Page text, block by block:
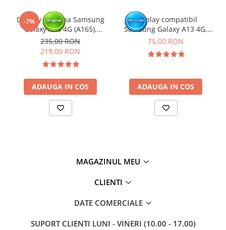
-7%
Display cu rama Samsung
Galaxy A16 4G (A165),
Negru (Original Service
Pack)
235,00 RON
219,00 RON
ADAUGA IN COS
Display compatibil
Samsung Galaxy A13 4G,
A23 4G, M23 5G, M33 5G
M336 )
75,00 RON
ADAUGA IN COS
MAGAZINUL MEU
CLIENTI
DATE COMERCIALE
SUPORT CLIENTI LUNI - VINERI (10.00 - 17.00)